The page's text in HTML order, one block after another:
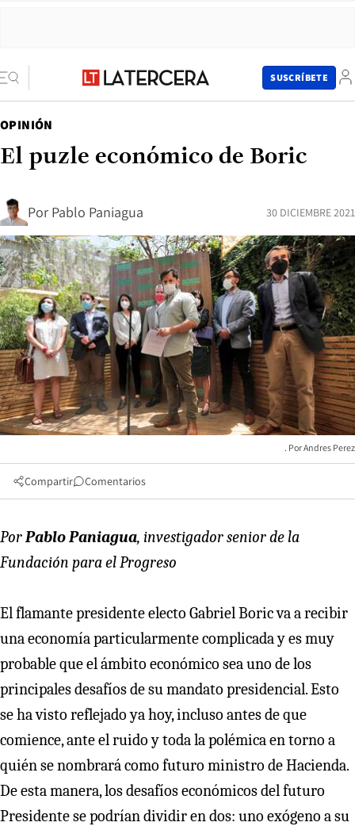
SUSCRÍBETE
OPINIÓN
El puzle económico de Boric
Por Pablo Paniagua 30 DICIEMBRE 2021
Andres Perez
Compartir Comentarios
PorPablo Paniagua, investigador senior de la
Fundación para el Progreso
El flamante presidente electo Gabriel Boric va a recibir
una economía particularmente complicada y es muy
probable que el ámbito económico sea uno de los
principales desafíos de su mandato presidencial. Esto
se ha visto reflejado ya hoy, incluso antes de que
comience, ante el ruido y toda la polémica en torno a
quién se nombrará como futuro ministro de Hacienda.
De esta manera, los desafíos económicos del futuro
Presidente se podrían dividir en dos: uno exógeno a su